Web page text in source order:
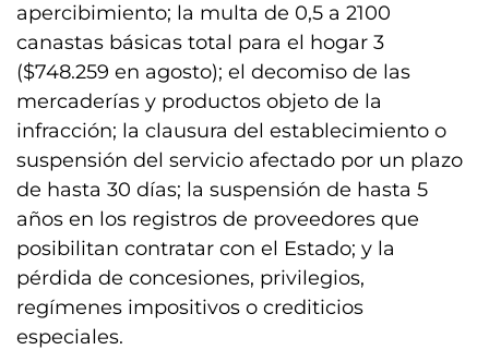
apercibimiento; la multa de 0,5 a 2100
canastas básicas total para el hogar 3
($748.259 en agosto); el decomiso de las
mercaderías y productos objeto de la
infracción; la clausura del establecimiento o
suspensión del servicio afectado por un plazo
de hasta 30 días; la suspensión de hasta 5
años en los registros de proveedores que
posibilitan contratar con el Estado; y la
pérdida de concesiones, privilegios,
regímenes impositivos o crediticios
especiales.